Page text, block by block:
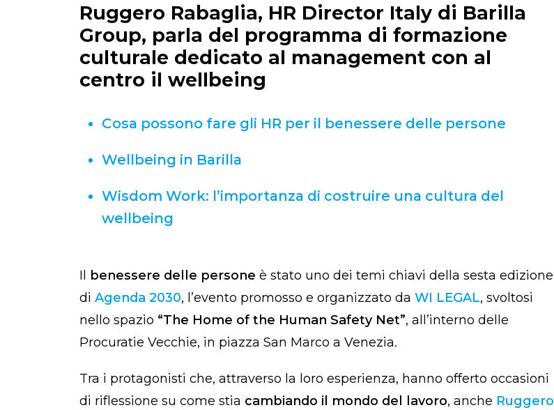
Ruggero Rabaglia, HR Director Italy di Barilla
Group, parla del programma di formazione
culturale dedicato al management con al
centro il wellbeing
Cosa possono fare gli HR per il benessere delle persone
Wellbeing in Barilla
Wisdom Work: l’importanza di costruire una cultura del
wellbeing
Il benessere delle persone è stato uno dei temi chiavi della sesta edizione
di Agenda 2030, l’evento promosso e organizzato da WI LEGAL, svoltosi
nello spazio “The Home of the Human Safety Net”, all’interno delle
Procuratie Vecchie, in piazza San Marco a Venezia.
Tra i protagonisti che, attraverso la loro esperienza, hanno offerto occasioni
di riflessione su come stia cambiando il mondo del lavoro, anche Ruggero